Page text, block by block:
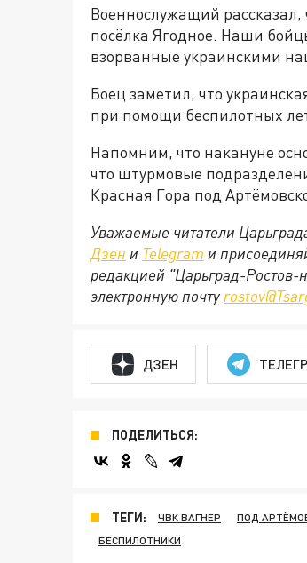
Военнослужащий
посёлка Ягодное. Наши
взорванные украинскими
Боец заметил, что
при помощи беспилотных
Напомним, что накануне
что штурмовые
Красная Гора под
Уважаемые читатели
Дзен и Telegram и
редакцией "Царьград-
электронную почту
ДЗЕН
ПОДЕЛИТЬСЯ:
ТЕГИ: ЧВК ВАГНЕР ПОД
БЕСПИЛОТНИКИ